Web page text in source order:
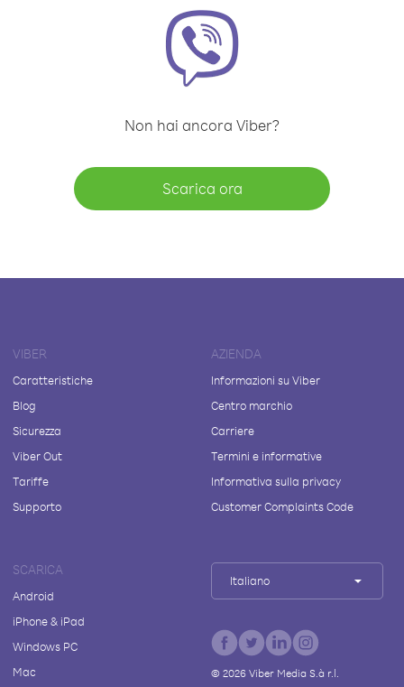
Non hai ancora Viber?
Scarica ora
VIBER
Caratteristiche
Blog
Sicurezza
Viber Out
Tariffe
Supporto
AZIENDA
Informazioni su Viber
Centro marchio
Carriere
Termini e informative
Informativa sulla privacy
Customer Complaints Code
SCARICA
Android
iPhone & iPad
Windows PC
Mac
Italiano
© 2026Viber Media S.à r.l.